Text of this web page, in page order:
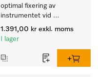
optimal fixering av
instrumentet vid
användning av spolhylsan.
1.391,00 kr exkl. moms
I lager